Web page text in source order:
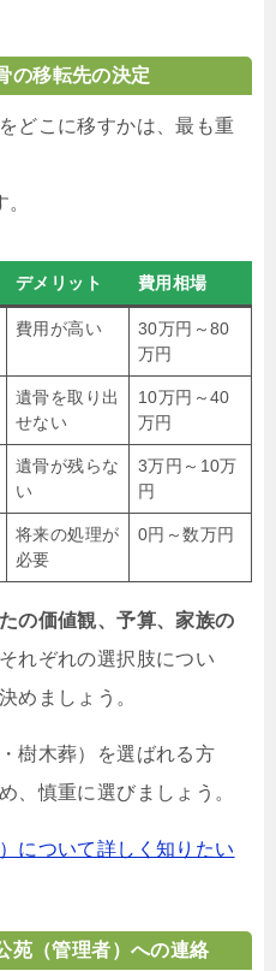
の移転先の決定
どこに移すかは、最も重
デメリット 費用相場
費用が高い
30万円～80
万円
遺骨を取り出
せない
10万円～40
万円
遺骨が残らな
い
3万円～10万
円
将来の処理が
必要
0円～数万円
の価値観、予算、家族の
れぞれの選択肢につい
めましょう。
樹木葬）を選ばれる方
、慎重に選びましょう。
について詳しく知りたい
苑（管理者）への連絡